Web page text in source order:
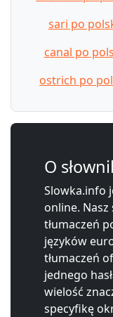
sari po
canal po
ostrich po
O
Slowka.info
online. Nasz
tłumaczeń
języków
tłumaczeń
jednego
wielość
specyfikę